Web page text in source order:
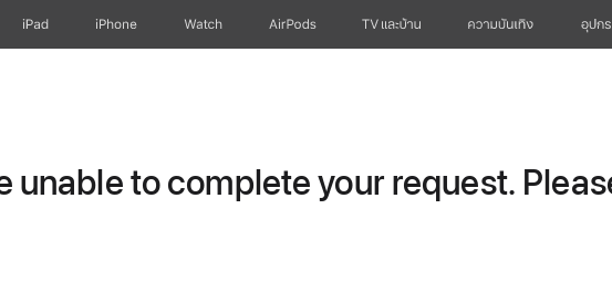
iPad iPhone Watch AirPods TV และบ้าน ความบันเทิง อุปก
unable to complete your request.